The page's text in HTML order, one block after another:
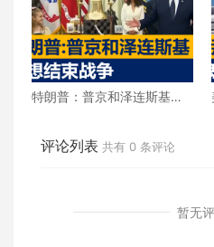
特朗普：普京和泽连斯基都
评论列表 共有 0 条评论
暂无